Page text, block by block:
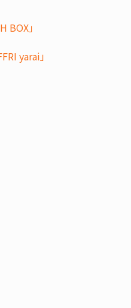
BOX」
yarai」
ジ」は、細部まで鮮や
イです。ワイヤレスド
を使用して、PCやス
バイスを同時に投影す
と人数に関わらず効果
きる豊富なディ